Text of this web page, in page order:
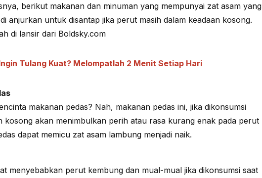
berikut makanan dan minuman yang mempunyai zat asam yang
anjurkan untuk disantap jika perut masih dalam keadaan kosong.
di lansir dari Boldsky.com
Tulang Kuat? Melompatlah 2 Menit Setiap Hari
makanan pedas? Nah, makanan pedas ini, jika dikonsumsi
kosong akan menimbulkan perih atau rasa kurang enak pada perut
dapat memicu zat asam lambung menjadi naik.
menyebabkan perut kembung dan mual-mual jika dikonsumsi saat